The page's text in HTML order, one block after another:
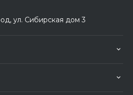
ул. Сибирская дом 3